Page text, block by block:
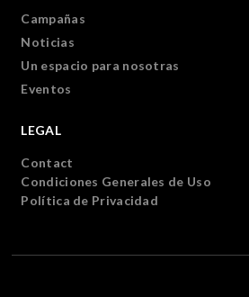
Campañas
Noticias
Un espacio para nosotras
Eventos
LEGAL
Contact
Condiciones Generales de Uso
Política de Privacidad